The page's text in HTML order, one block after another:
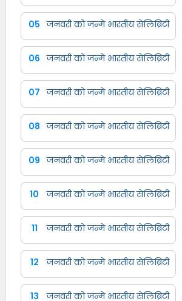
05 जनवरी को जन्मे भारतीय सेलिब्रिटी
06 जनवरी को जन्मे भारतीय सेलिब्रिटी
07 जनवरी को जन्मे भारतीय सेलिब्रिटी
08 जनवरी को जन्मे भारतीय सेलिब्रिटी
09 जनवरी को जन्मे भारतीय सेलिब्रिटी
10 जनवरी को जन्मे भारतीय सेलिब्रिटी
11 जनवरी को जन्मे भारतीय सेलिब्रिटी
12 जनवरी को जन्मे भारतीय सेलिब्रिटी
13 जनवरी को जन्मे भारतीय सेलिब्रिटी